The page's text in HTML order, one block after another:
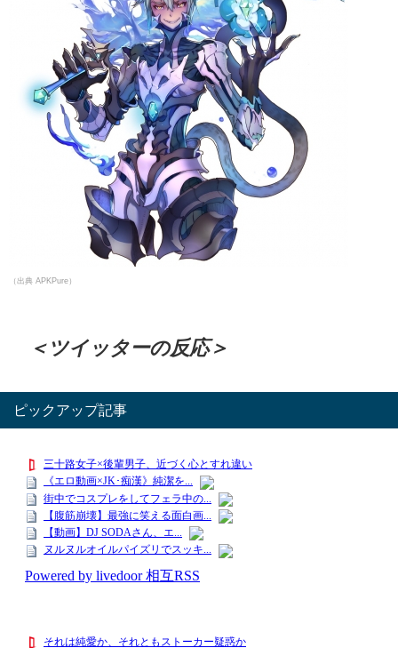
（出典 APKPure）
＜ツイッターの反応＞
ピックアップ記事